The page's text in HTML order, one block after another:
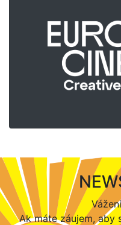
Ak máte záujem, aby